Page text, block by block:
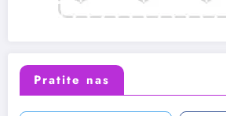
Pratite nas